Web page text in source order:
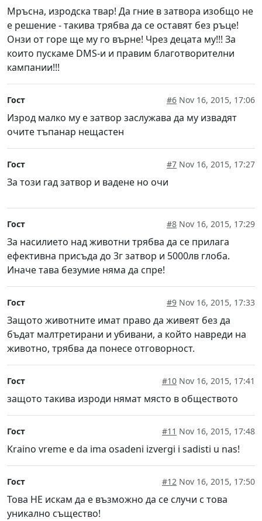
Мръсна, изродска твар! Да гние в затвора изобщо не
е решение - такива трябва да се оставят без ръце!
Онзи от горе ще му го върне! Чрез децата му!!! За
които пускаме DMS-и и правим благотворителни
кампании!!!
Гост #6 Nov 16, 2015, 17:06
Изрод малко му е затвор заслужава да му извадят
очите тъпанар нещастен
Гост #7 Nov 16, 2015, 17:27
За този гад затвор и вадене но очи
Гост #8 Nov 16, 2015, 17:29
За насилието над животни трябва да се прилага
ефективна присъда до 3г затвор и 5000лв глоба.
Иначе тава безумие няма да спре!
Гост #9 Nov 16, 2015, 17:33
Защото животните имат право да живеят без да
бъдат малтретирани и убивани, а който навреди на
животно, трябва да понесе отговорност.
Гост #10 Nov 16, 2015, 17:41
защото такива изроди нямат място в обществото
Гост #11 Nov 16, 2015, 17:48
Kraino vreme e da ima osadeni izvergi i sadisti u nas!
Гост #12 Nov 16, 2015, 17:50
Това НЕ искам да е възможно да се случи с това
уникално същество!